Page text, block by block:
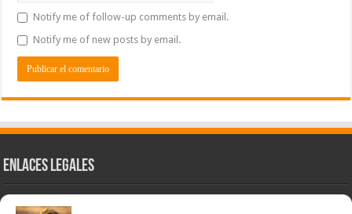
Notify me of follow-up comments by email.
Notify me of new posts by email.
Enlaces Legales
Nuestra Esencia